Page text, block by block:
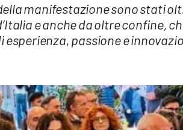
manifestazione sono stati
e anche da oltre confine,
passione e